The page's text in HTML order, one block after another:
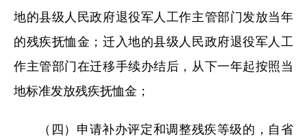
地的县级人民政府退役军人工作主管部门发放当年
的残疾抚恤金；迁入地的县级人民政府退役军人工
作主管部门在迁移手续办结后，从下一年起按照当
地标准发放残疾抚恤金；
（四）申请补办评定和调整残疾等级的，自省